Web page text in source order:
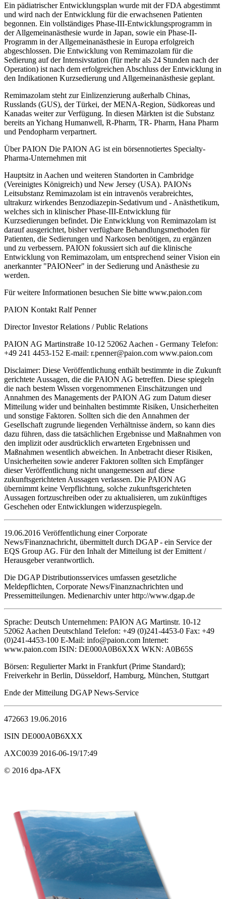
Ein pädiatrischer Entwicklungsplan wurde mit der FDA abgestimmt
und wird nach der Entwicklung für die erwachsenen Patienten
begonnen. Ein vollständiges Phase-III-Entwicklungsprogramm in
der Allgemeinanästhesie wurde in Japan, sowie ein Phase-II-
Programm in der Allgemeinanästhesie in Europa erfolgreich
abgeschlossen. Die Entwicklung von Remimazolam für die
Sedierung auf der Intensivstation (für mehr als 24 Stunden nach der
Operation) ist nach dem erfolgreichen Abschluss der Entwicklung in
den Indikationen Kurzsedierung und Allgemeinanästhesie geplant.
Remimazolam steht zur Einlizenzierung außerhalb Chinas,
Russlands (GUS), der Türkei, der MENA-Region, Südkoreas und
Kanadas weiter zur Verfügung. In diesen Märkten ist die Substanz
bereits an Yichang Humanwell, R-Pharm, TR- Pharm, Hana Pharm
und Pendopharm verpartnert.
Über PAION Die PAION AG ist ein börsennotiertes Specialty-
Pharma-Unternehmen mit
Hauptsitz in Aachen und weiteren Standorten in Cambridge
(Vereinigtes Königreich) und New Jersey (USA). PAIONs
Leitsubstanz Remimazolam ist ein intravenös verabreichtes,
ultrakurz wirkendes Benzodiazepin-Sedativum und - Anästhetikum,
welches sich in klinischer Phase-III-Entwicklung für
Kurzsedierungen befindet. Die Entwicklung von Remimazolam ist
darauf ausgerichtet, bisher verfügbare Behandlungsmethoden für
Patienten, die Sedierungen und Narkosen benötigen, zu ergänzen
und zu verbessern. PAION fokussiert sich auf die klinische
Entwicklung von Remimazolam, um entsprechend seiner Vision ein
anerkannter "PAIONeer" in der Sedierung und Anästhesie zu
werden.
Für weitere Informationen besuchen Sie bitte www.paion.com
PAION Kontakt Ralf Penner
Director Investor Relations / Public Relations
PAION AG Martinstraße 10-12 52062 Aachen - Germany Telefon:
+49 241 4453-152 E-mail: r.penner@paion.com www.paion.com
Disclaimer: Diese Veröffentlichung enthält bestimmte in die Zukunft
gerichtete Aussagen, die die PAION AG betreffen. Diese spiegeln
die nach bestem Wissen vorgenommenen Einschätzungen und
Annahmen des Managements der PAION AG zum Datum dieser
Mitteilung wider und beinhalten bestimmte Risiken, Unsicherheiten
und sonstige Faktoren. Sollten sich die den Annahmen der
Gesellschaft zugrunde liegenden Verhältnisse ändern, so kann dies
dazu führen, dass die tatsächlichen Ergebnisse und Maßnahmen von
den implizit oder ausdrücklich erwarteten Ergebnissen und
Maßnahmen wesentlich abweichen. In Anbetracht dieser Risiken,
Unsicherheiten sowie anderer Faktoren sollten sich Empfänger
dieser Veröffentlichung nicht unangemessen auf diese
zukunftsgerichteten Aussagen verlassen. Die PAION AG
übernimmt keine Verpflichtung, solche zukunftsgerichteten
Aussagen fortzuschreiben oder zu aktualisieren, um zukünftiges
Geschehen oder Entwicklungen widerzuspiegeln.
19.06.2016 Veröffentlichung einer Corporate
News/Finanznachricht, übermittelt durch DGAP - ein Service der
EQS Group AG. Für den Inhalt der Mitteilung ist der Emittent /
Herausgeber verantwortlich.
Die DGAP Distributionsservices umfassen gesetzliche
Meldepflichten, Corporate News/Finanznachrichten und
Pressemitteilungen. Medienarchiv unter http://www.dgap.de
Sprache: Deutsch Unternehmen: PAION AG Martinstr. 10-12
52062 Aachen Deutschland Telefon: +49 (0)241-4453-0 Fax: +49
(0)241-4453-100 E-Mail: info@paion.com Internet:
www.paion.com ISIN: DE000A0B6XXX WKN: A0B65S
Börsen: Regulierter Markt in Frankfurt (Prime Standard);
Freiverkehr in Berlin, Düsseldorf, Hamburg, München, Stuttgart
Ende der Mitteilung DGAP News-Service
472663 19.06.2016
ISIN DE000A0B6XXX
AXC0039 2016-06-19/17:49
© 2016 dpa-AFX